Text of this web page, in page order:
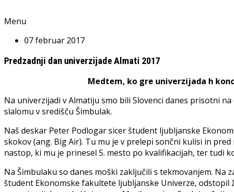
Menu
07 februar 2017
Predzadnji dan univerzijade Almati 2017
Medtem, ko gre univerzijada h
Na univerzijadi v Almatiju smo bili Slovenci danes prisotni
slalomu v središču Šimbulak.
Naš deskar Peter Podlogar sicer študent ljubljanske
skokov (ang. Big Air). Tu mu je v prelepi sončni kulisi in
nastop, ki mu je prinesel 5. mesto po kvalifikacijah, ter tudi
Na Šimbulaku so danes moški zaključili s tekmovanjem. Na
študent Ekonomske fakultete ljubljanske Univerze, odstopil